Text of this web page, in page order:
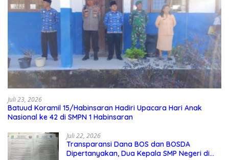
Juli 23, 2026
Batuud Koramil 15/Habinsaran Hadiri Upacara Hari Anak
Nasional ke 42 di SMPN 1 Habinsaran
Juli 22, 2026
Transparansi Dana BOS dan BOSDA
Dipertanyakan, Dua Kepala SMP Negeri di